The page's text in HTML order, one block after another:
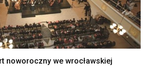
noworoczny we wrocławskiej